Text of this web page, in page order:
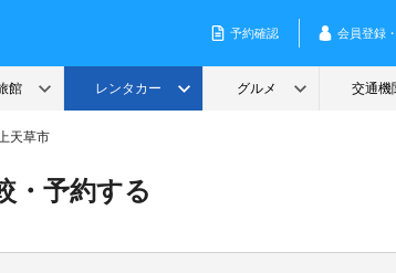
天草市
・予約する